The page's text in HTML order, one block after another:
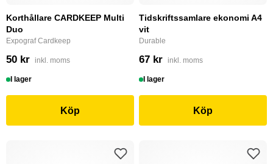
Korthållare CARDKEEP Multi
Duo
Expograf Cardkeep
50 kr inkl. moms
I lager
Köp
Tidskriftssamlare ekonomi A4
vit
Durable
67 kr inkl. moms
I lager
Köp